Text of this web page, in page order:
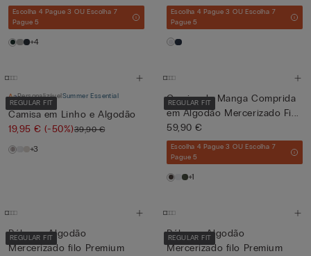
Escolha 4 Pague 3 OU Escolha 7
Pague 5
+4
Escolha 4 Pague 3 OU Escolha 7
Pague 5
REGULAR FIT
Personalizável Summer Essential
Camisa em Linho e Algodão
19,95 €(-50%)39,90 €
+3
REGULAR FIT
Camisa de Manga Comprida
em Algodão Mercerizado Fi...
59,90 €
Escolha 4 Pague 3 OU Escolha 7
Pague 5
+1
REGULAR FIT
Pólo em Algodão
Mercerizado filo Premium
REGULAR FIT
Pólo em Algodão
Mercerizado filo Premium